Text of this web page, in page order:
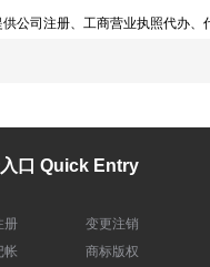
司注册、工商营业执照代办、
口 Quick Entry
册
变更注销
帐
商标版权